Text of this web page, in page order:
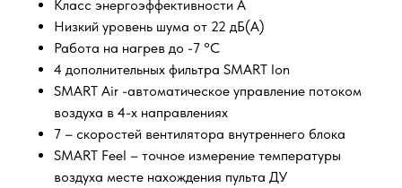
Класс энергоэффективности A
Низкий уровень шума от 22 дБ(А)
Работа на нагрев до -7 °С
4 дополнительных фильтра SMART Ion
SMART Air -автоматическое управление потоком
воздуха в 4-х направлениях
7 – скоростей вентилятора внутреннего блока
SMART Feel – точное измерение температуры
воздуха месте нахождения пульта ДУ